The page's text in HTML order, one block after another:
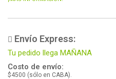
Envío Express:
Tu pedido llega MAÑANA
Costo de envío:
$4500 (sólo en CABA).